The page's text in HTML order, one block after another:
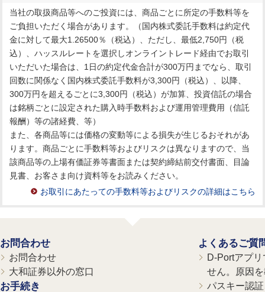
当社の取扱商品等へのご投資には、商品ごとに所定の手数料等を
ご負担いただく場合があります。（国内株式委託手数料は約定代
金に対して最大1.26500％（税込）、ただし、最低2,750円（税
込）、ハッスルレートを選択しオンライントレード経由でお取引
いただいた場合は、1日の約定代金合計が300万円までなら、取引
回数に関係なく国内株式委託手数料が3,300円（税込）、以降、
300万円を超えるごとに3,300円（税込）が加算、投資信託の場合
は銘柄ごとに設定された購入時手数料および運用管理費用（信託
報酬）等の諸経費、等）
また、各商品等には価格の変動等による損失が生じるおそれがあ
ります。商品ごとに手数料等およびリスクは異なりますので、当
該商品等の上場有価証券等書面または契約締結前交付書面、目論
見書、お客さま向け資料等をお読みください。
お取引にあたっての手数料等およびリスクの詳細はこちら
お問合わせ
お問合わせ
大和証券以外の窓口
お手続き
よくあるご質
D-Portアプ
せん。原因
パスキー認